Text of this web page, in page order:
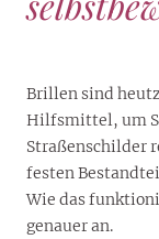
Brillen sind
Hilfsmittel, um
Straßenschilder
festen
Wie das
genauer an.